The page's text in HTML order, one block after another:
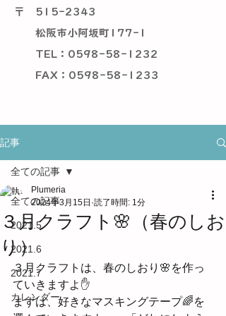
〒
515-2343
松阪市小阿坂町177-1
TEL：0598-58-1232
​ FAX：0598-58-1233
記事
全ての記事
2021.5
2021.6
2021.7
カレンダー
全ての記事
３月クラフト🌸（春のしお
り）
Plumeria
2024年3月15日 読了時間: 1分
３月クラフトは、春のしおり🌸を作っ
ていきますよ✋
まずは、好きなマスキングテープ🌈を